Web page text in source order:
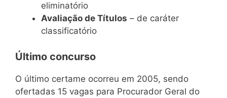
eliminatório
Avaliação de Títulos – de caráter
classificatório
Último concurso
O último certame ocorreu em 2005, sendo
ofertadas 15 vagas para Procurador Geral do